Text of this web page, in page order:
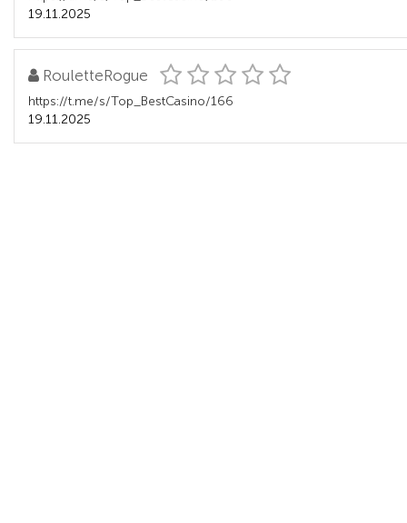
19.11.2025
RouletteRogue
https://t.me/s/Top_BestCasino/166
19.11.2025